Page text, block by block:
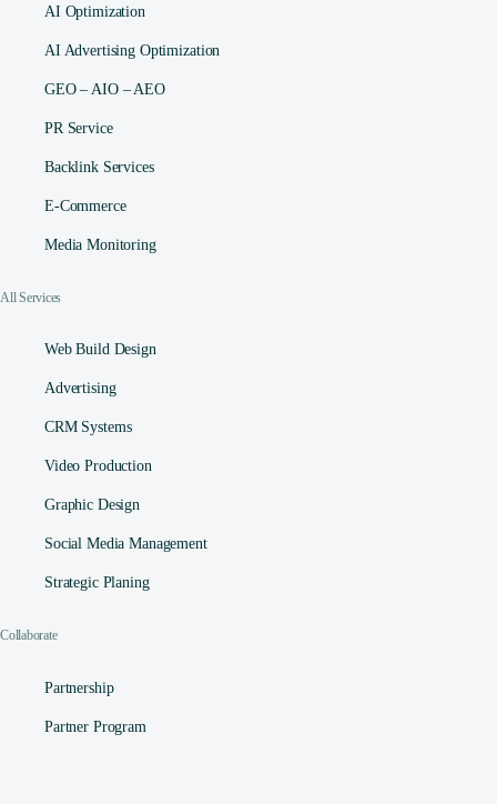
AI Optimization
AI Advertising Optimization
GEO – AIO – AEO
PR Service
Backlink Services
E-Commerce
Media Monitoring
All Services
Web Build Design
Advertising
CRM Systems
Video Production
Graphic Design
Social Media Management​
Strategic Planing
Collaborate
Partnership
Partner Program